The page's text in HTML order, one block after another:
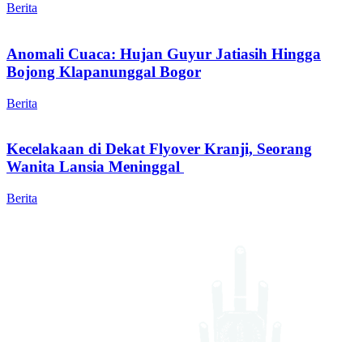
Berita
Anomali Cuaca: Hujan Guyur Jatiasih Hingga
Bojong Klapanunggal Bogor
Berita
Kecelakaan di Dekat Flyover Kranji, Seorang
Wanita Lansia Meninggal
Berita